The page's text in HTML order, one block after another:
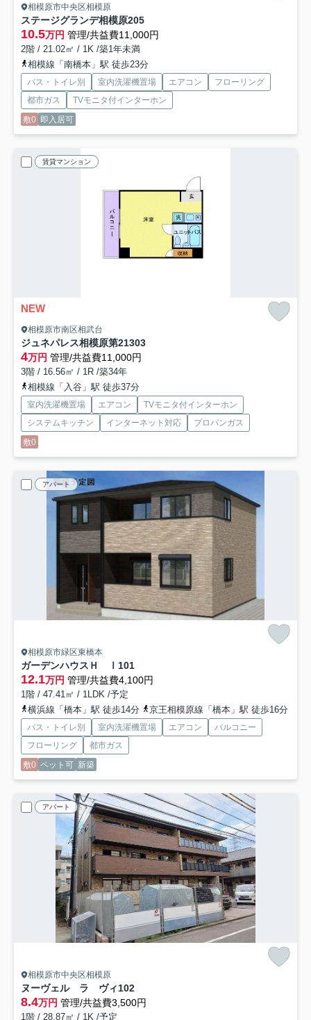
相模原市中央区相模原
ステージグランデ相模原205
10.5万円 管理/共益費11,000円
2階 / 21.02㎡ / 1K /築1年未満
相模線「南橋本」駅 徒歩23分
バス・トイレ別 室内洗濯機置場 エアコン
フローリング
都市ガス
TVモニタ付インターホン
敷0 即入居可
賃貸マンション
NEW
相模原市南区相武台
ジュネパレス相模原第21303
4万円 管理/共益費11,000円
3階 / 16.56㎡ / 1R /築34年
相模線「入谷」駅 徒歩37分
室内洗濯機置場 エアコン
TVモニタ付インターホン
システムキッチン
インターネット対応
プロパンガス
敷0
アパート
相模原市緑区東橋本
ガーデンハウスＨ Ⅰ 101
12.1万円 管理/共益費4,100円
1階 / 47.41㎡ / 1LDK /予定
横浜線「橋本」駅 徒歩14分
京王相模原線「橋本」駅 徒歩16分
バス・トイレ別 室内洗濯機置場 エアコン
バルコニー
フローリング
都市ガス
敷0 ペット可 新築
アパート
相模原市中央区相模原
ヌーヴェル ラ ヴィ102
8.4万円 管理/共益費3,500円
1階 / 28.87㎡ / 1K /予定